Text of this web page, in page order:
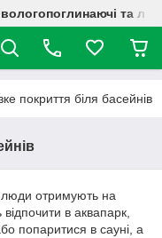
та
покриття біля басейнів
люди отримують на
в аквапарк,
попаритися в сауні, а